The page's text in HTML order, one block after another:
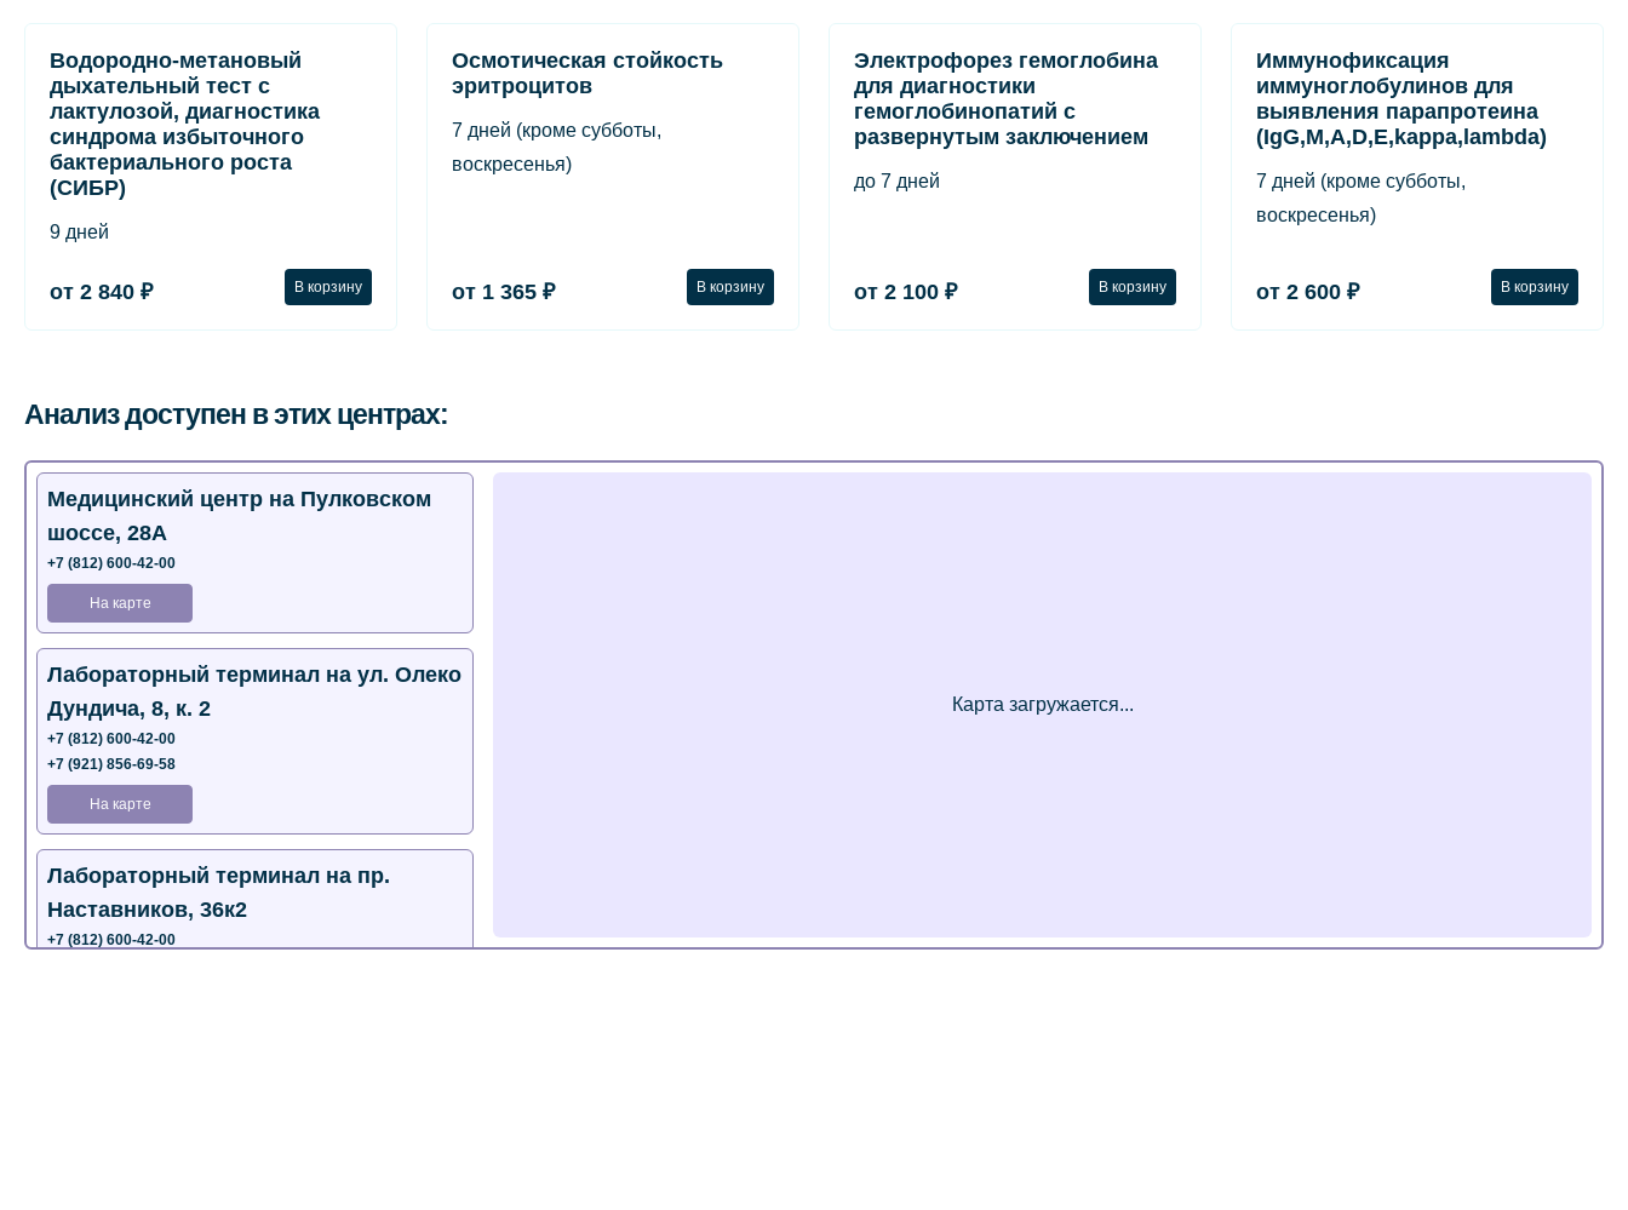
Водородно-метановый
дыхательный тест с
лактулозой, диагностика
синдрома избыточного
бактериального роста
(СИБР)
9 дней
от 2 840 ₽ В корзину
Осмотическая стойкость
эритроцитов
7 дней (кроме субботы,
воскресенья)
от 1 365 ₽ В корзину
Электрофорез гемоглобина
для диагностики
гемоглобинопатий с
развернутым заключением
до 7 дней
от 2 100 ₽ В корзину
Иммунофиксация
иммуноглобулинов для
выявления парапротеина
(IgG,M,A,D,E,kappa,lambda)
7 дней (кроме субботы,
воскресенья)
от 2 600 ₽ В корзину
Анализ доступен в этих центрах:
Медицинский центр на Пулковском
шоссе, 28А
+7 (812) 600-42-00
На карте
Лабораторный терминал на ул. Олеко
Дундича, 8, к. 2
+7 (812) 600-42-00
+7 (921) 856-69-58
На карте
Лабораторный терминал на пр.
Наставников, 36к2
+7 (812) 600-42-00